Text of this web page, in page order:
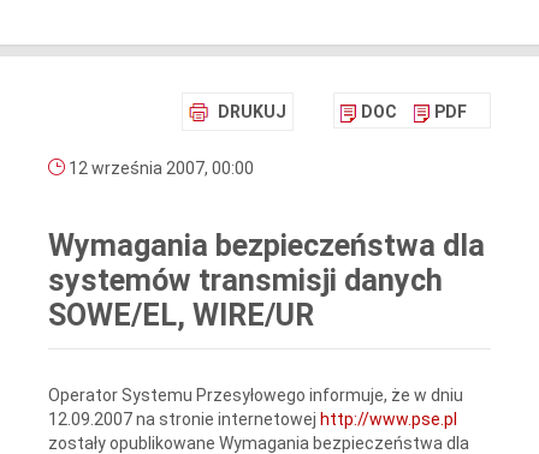
DRUKUJ DOC PDF
12 września 2007, 00:00
Wymagania bezpieczeństwa dla
systemów transmisji danych
SOWE/EL, WIRE/UR
Operator Systemu Przesyłowego informuje, że w dniu
12.09.2007 na stronie internetowej http://www.pse.pl
zostały opublikowane Wymagania bezpieczeństwa dla